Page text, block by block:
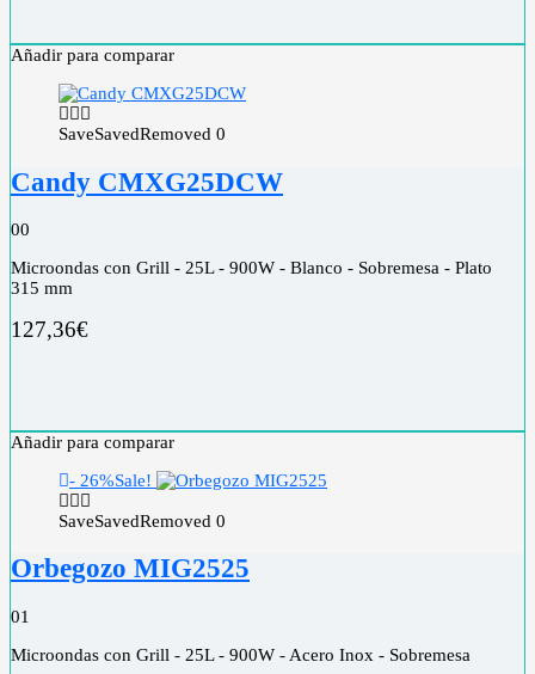
Añadir para comparar
SaveSavedRemoved 0
Candy CMXG25DCW
00
Microondas con Grill - 25L - 900W - Blanco - Sobremesa - Plato
315 mm
127,36€
Añadir para comparar
- 26%Sale!
SaveSavedRemoved 0
Orbegozo MIG2525
01
Microondas con Grill - 25L - 900W - Acero Inox - Sobremesa